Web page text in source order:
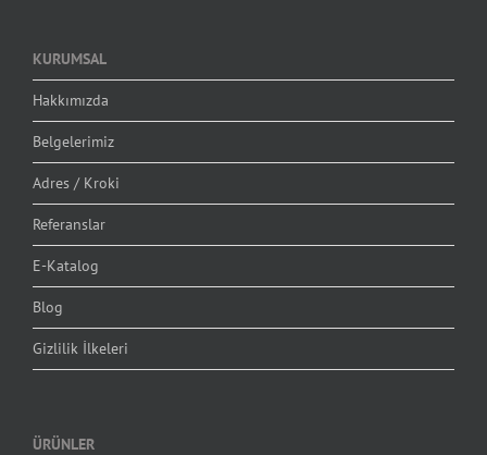
KURUMSAL
Hakkımızda
Belgelerimiz
Adres / Kroki
Referanslar
E-Katalog
Blog
Gizlilik İlkeleri
ÜRÜNLER